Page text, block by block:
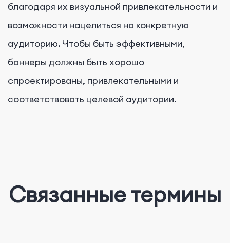
благодаря их визуальной привлекательности и
возможности нацелиться на конкретную
аудиторию. Чтобы быть эффективными,
баннеры должны быть хорошо
спроектированы, привлекательными и
соответствовать целевой аудитории.
Связанные термины